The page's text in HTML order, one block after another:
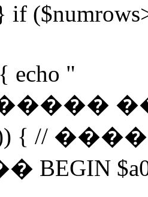
if
echo "
�����
{ //